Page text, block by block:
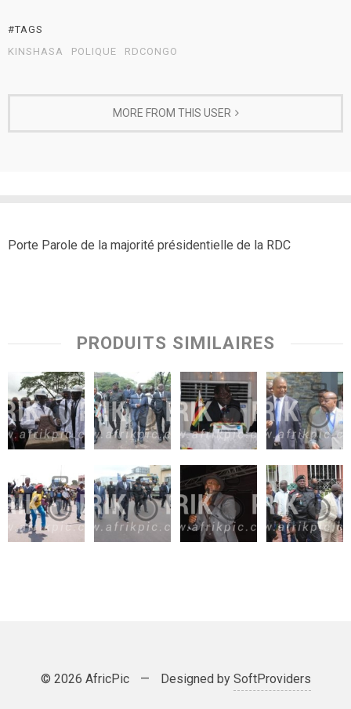
#TAGS
KINSHASA
POLIQUE RDCONGO
MORE FROM THIS USER
Porte Parole de la majorité présidentielle de la RDC
PRODUITS SIMILAIRES
© 2026 AfricPic — Designed by SoftProviders